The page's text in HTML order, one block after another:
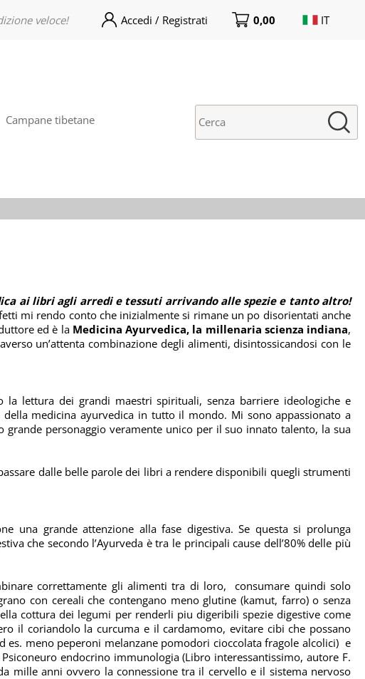
veloce! Accedi / Registrati
un nuovo account. La
registrazione è gratuita e veloce!
0,00 IT
Campane tibetane
ai libri agli arredi e tessuti arrivando alle spezie e tanto altro!
mi rendo conto che inizialmente si rimane un po disorientati anche
ed è la Medicina Ayurvedica, la millenaria scienza indiana,
un’attenta combinazione degli alimenti, disintossicandosi con le
lettura dei grandi maestri spirituali, senza barriere ideologiche e
medicina ayurvedica in tutto il mondo. Mi sono appassionato a
personaggio veramente unico per il suo innato talento, la sua
dalle belle parole dei libri a rendere disponibili quegli strumenti
una grande attenzione alla fase digestiva. Se questa si prolunga
che secondo l’Ayurveda è tra le principali cause dell’80% delle più
correttamente gli alimenti tra di loro,
consumare quindi solo
con cereali che contengano meno glutine (kamut, farro) o senza
cottura dei legumi per renderli piu digeribili spezie digestive come
il coriandolo la curcuma e il cardamomo, evitare cibi che possano
meno peperoni melanzane pomodori cioccolata fragole alcolici) e
endocrino immunologia (Libro interessantissimo, autore F.
mille anni ovvero la connessione tra il cervello e il sistema nervoso